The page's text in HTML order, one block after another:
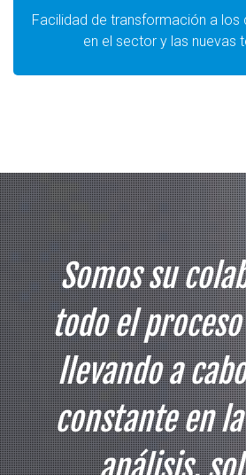
Facilidad de transformación a los
en el sector y las nuevas
Somos su
todo el
llevando a
constante en